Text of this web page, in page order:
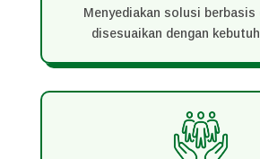
Menyediakan solusi berbasis
disesuaikan dengan